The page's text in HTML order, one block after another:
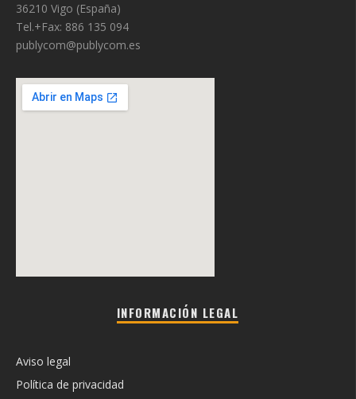
36210 Vigo (España)
Tel.+Fax: 886 135 094
publycom@publycom.es
INFORMACIÓN LEGAL
Aviso legal
Política de privacidad